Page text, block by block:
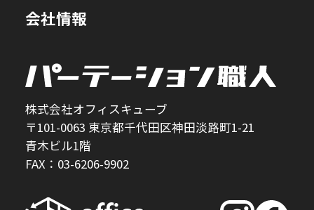
会社情報
株式会社オフィスキューブ
〒101-0063 東京都千代田区神田淡路町1-21
青木ビル1階
FAX：03-6206-9902